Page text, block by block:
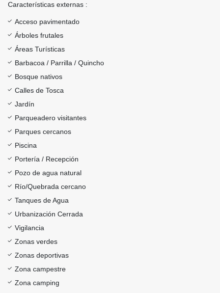
Características externas :
Acceso pavimentado
Árboles frutales
Áreas Turísticas
Barbacoa / Parrilla / Quincho
Bosque nativos
Calles de Tosca
Jardín
Parqueadero visitantes
Parques cercanos
Piscina
Portería / Recepción
Pozo de agua natural
Río/Quebrada cercano
Tanques de Agua
Urbanización Cerrada
Vigilancia
Zonas verdes
Zonas deportivas
Zona campestre
Zona camping